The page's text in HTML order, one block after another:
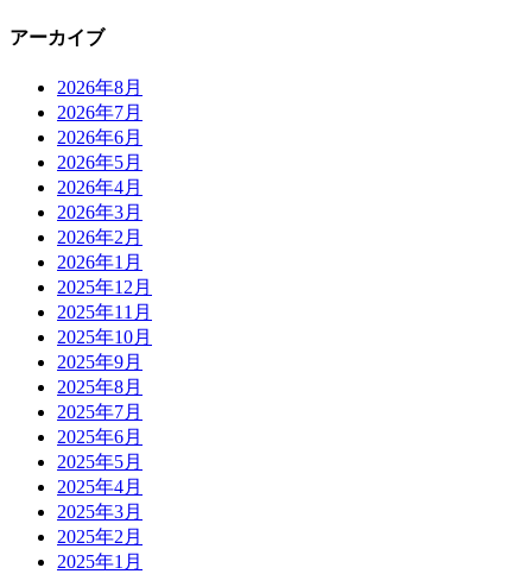
アーカイブ
2026年8月
2026年7月
2026年6月
2026年5月
2026年4月
2026年3月
2026年2月
2026年1月
2025年12月
2025年11月
2025年10月
2025年9月
2025年8月
2025年7月
2025年6月
2025年5月
2025年4月
2025年3月
2025年2月
2025年1月